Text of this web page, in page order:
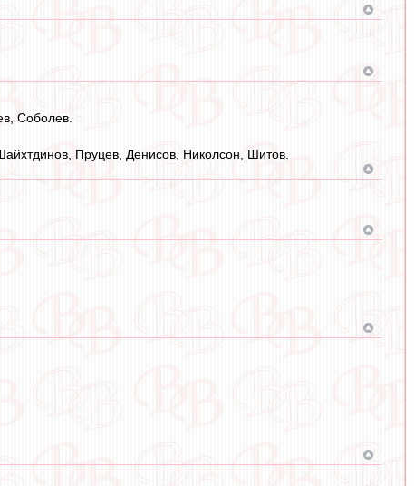
Соболев.
Пруцев, Денисов, Николсон, Шитов.